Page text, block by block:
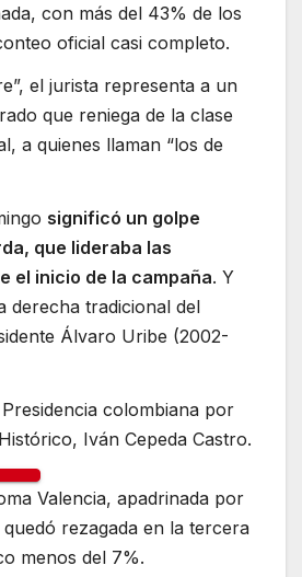
con más del 43% de los
oficial casi completo.
el jurista representa a un
que reniega de la clase
a quienes llaman “los de
significó un golpe
que lideraba las
el inicio de la campaña. Y
derecha tradicional del
Álvaro Uribe (2002-
colombiana por
Iván Cepeda Castro.
Valencia, apadrinada por
rezagada en la tercera
menos del 7%.